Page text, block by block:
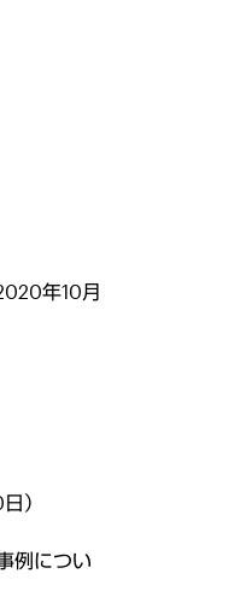
年10月
）
例につい